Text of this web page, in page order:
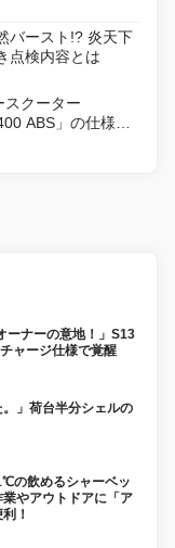
バースト!? 炎天下
点検内容とは
スクーター
ABS」の仕様を
ーナーの意地！」S13
ャージ仕様で覚醒
。」荷台半分シェルの
の飲めるシャーベッ
業やアウトドアに「ア
！